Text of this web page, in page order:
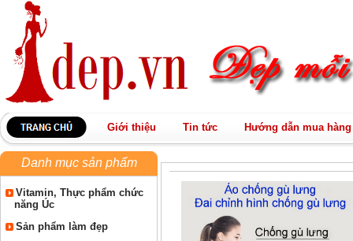
Giới thiệu Tin tức Hướng dẫn mua hàng
Danh mục sản phẩm
Vitamin, Thực phẩm chức
năng Úc
Sản phẩm làm đẹp